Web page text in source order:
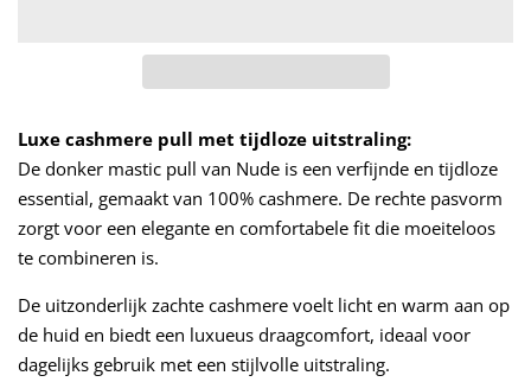
Luxe cashmere pull met tijdloze uitstraling:
De donker mastic pull van Nude is een verfijnde en tijdloze
essential, gemaakt van 100% cashmere. De rechte pasvorm
zorgt voor een elegante en comfortabele fit die moeiteloos
te combineren is.
De uitzonderlijk zachte cashmere voelt licht en warm aan op
de huid en biedt een luxueus draagcomfort, ideaal voor
dagelijks gebruik met een stijlvolle uitstraling.